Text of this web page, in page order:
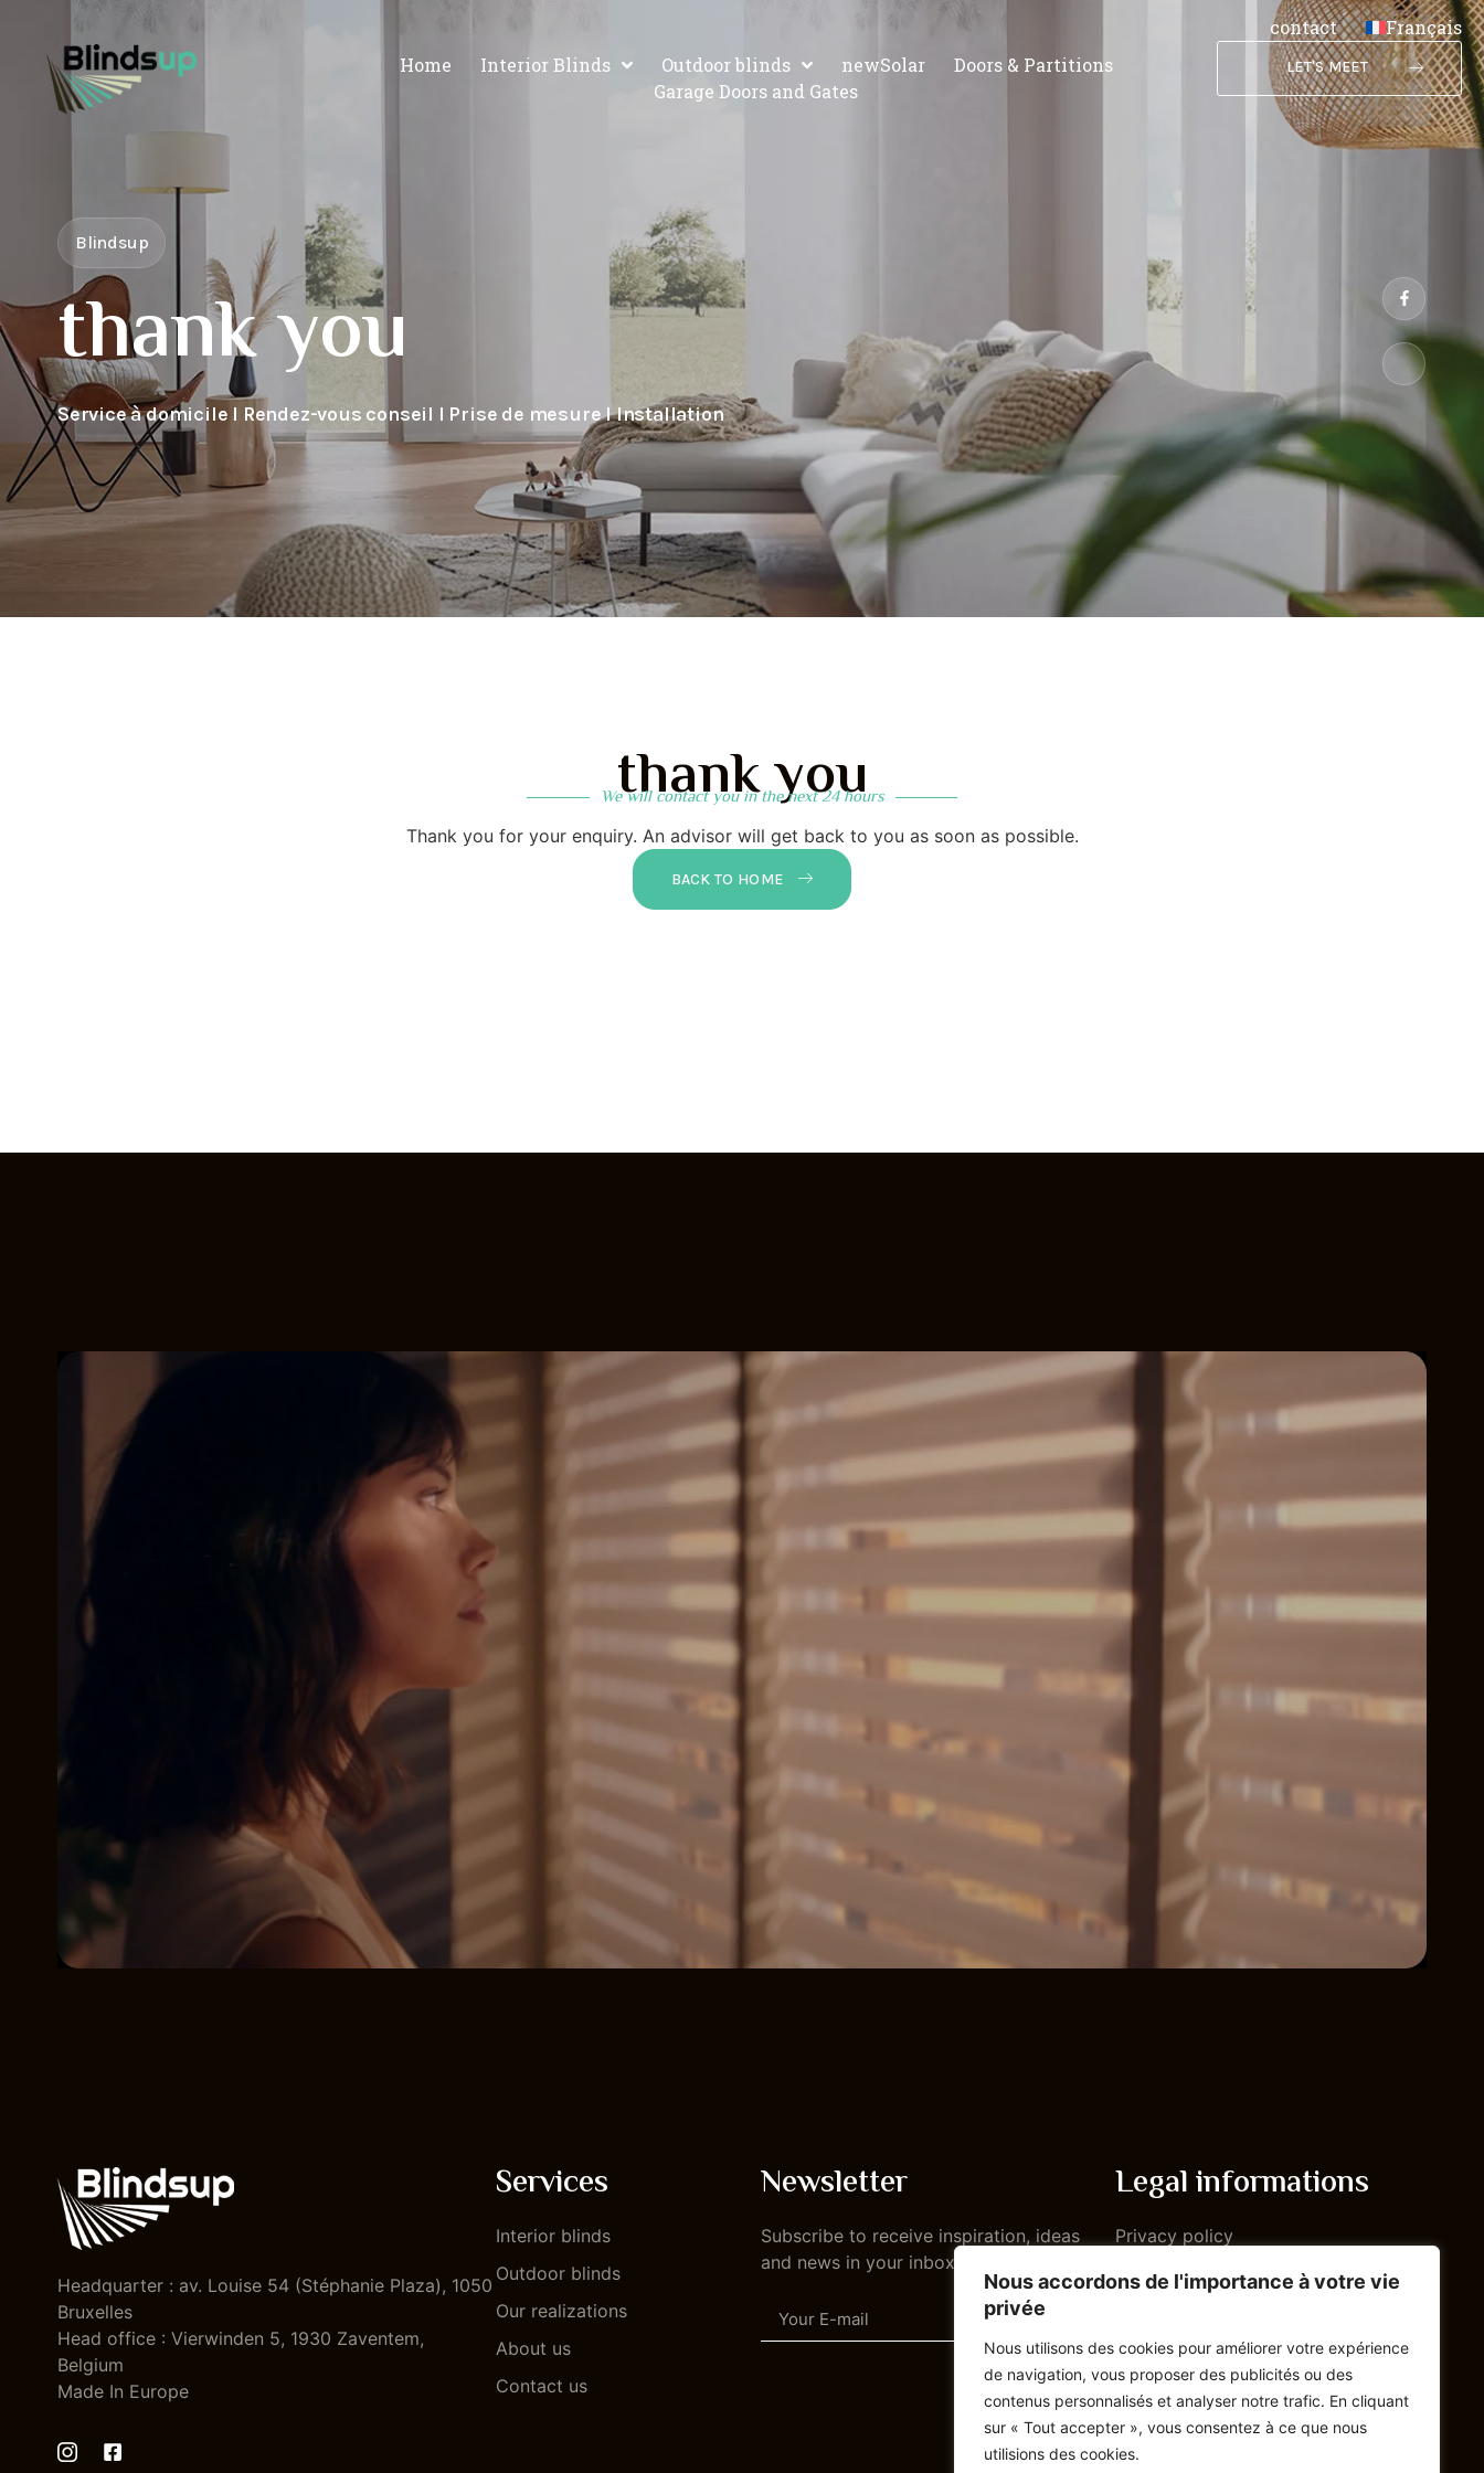
Nous accordons de l'importance à votre vie
privée
Nous utilisons des cookies pour améliorer votre expérience
de navigation, vous proposer des publicités ou des
contenus personnalisés et analyser notre trafic. En cliquant
sur « Tout accepter », vous consentez à ce que nous
utilisions des cookies.
contact
Français
Home
Interior Blinds Outdoor blinds newSolar
Doors & Partitions
Garage Doors and Gates
LET'S MEET
Blindsup
thank you
Service à domicile I Rendez-vous conseil I Prise de mesure I Installation
thank you
We will contact you in the next 24 hours
Thank you for your enquiry. An advisor will get back to you as soon as possible.
BACK TO HOME
Headquarter : av. Louise 54 (Stéphanie Plaza), 1050
Bruxelles
Head office : Vierwinden 5, 1930 Zaventem,
Belgium
Made In Europe
Services
Interior blinds
Outdoor blinds
Our realizations
About us
Contact us
Newsletter
Subscribe to receive inspiration, ideas
and news in your inbox.
Legal informations
Privacy policy
Terms and conditions